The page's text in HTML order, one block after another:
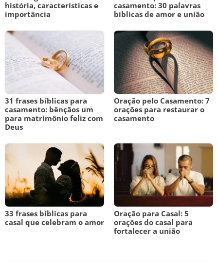
história, características e
importância
casamento: 30 palavras
bíblicas de amor e união
31 frases bíblicas para
casamento: bênçãos um
para matrimônio feliz com
Deus
Oração pelo Casamento: 7
orações para restaurar o
casamento
33 frases bíblicas para
casal que celebram o amor
Oração para Casal: 5
orações do casal para
fortalecer a união